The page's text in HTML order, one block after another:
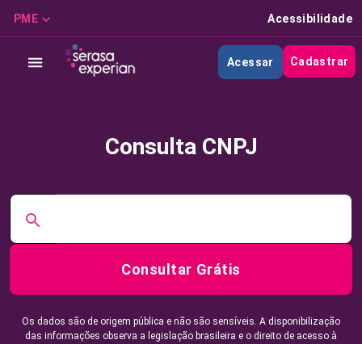
PME Acessibilidade
Acessar Cadastrar
Consulta CNPJ
Consultar Grátis
Os dados são de origem pública e não são sensíveis. A disponibilização
das informações observa a legislação brasileira e o direito de acesso à